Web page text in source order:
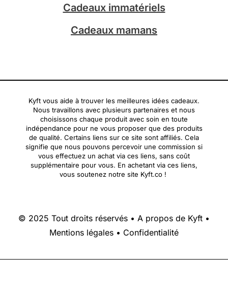
Cadeaux immatériels
Cadeaux mamans
Kyft vous aide à trouver les meilleures idées cadeaux.
Nous travaillons avec plusieurs partenaires et nous
choisissons chaque produit avec soin en toute
indépendance pour ne vous proposer que des produits
de qualité. Certains liens sur ce site sont affiliés. Cela
signifie que nous pouvons percevoir une commission si
vous effectuez un achat via ces liens, sans coût
supplémentaire pour vous. En achetant via ces liens,
vous soutenez notre site Kyft.co !
© 2025 Tout droits réservés • A propos de Kyft •
Mentions légales • Confidentialité